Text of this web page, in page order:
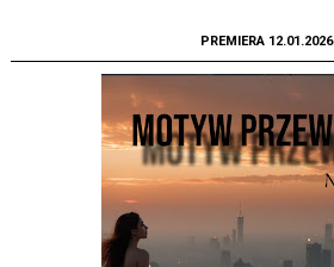
PREMIERA 12.01.2026